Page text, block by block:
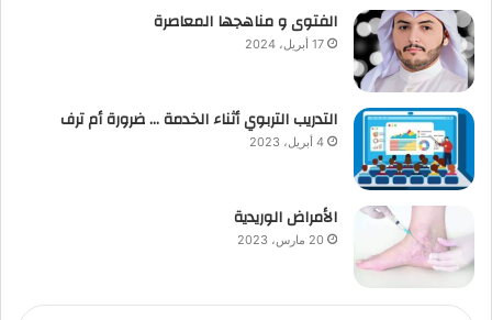
الفتوى و مناهجها المعاصرة
17 أبريل، 2024
التدريب التربوي أثناء الخدمة … ضرورة أم ترف
4 أبريل، 2023
الأمراض الوريدية
20 مارس، 2023